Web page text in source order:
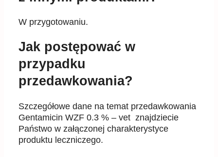
W przygotowaniu.
Jak postępować w
przypadku
przedawkowania?
Szczegółowe dane na temat przedawkowania
Gentamicin WZF 0.3 % – vet znajdziecie
Państwo w załączonej charakterystyce
produktu leczniczego.